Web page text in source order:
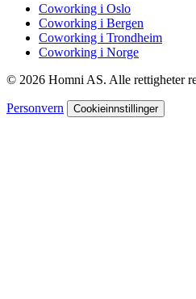
Coworking i Oslo
Coworking i Bergen
Coworking i Trondheim
Coworking i Norge
© 2026 Homni AS. Alle rettigheter
Personvern Cookieinnstillinger